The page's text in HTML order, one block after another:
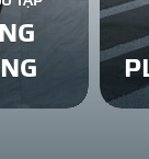
BÊ TÔNG KHÍ
NGÓI LỢP